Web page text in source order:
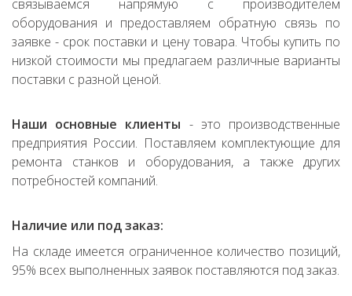
связываемся напрямую с производителем
оборудования и предоставляем обратную связь по
заявке - срок поставки и цену товара. Чтобы купить по
низкой стоимости мы предлагаем различные варианты
поставки с разной ценой.
Наши основные клиенты - это производственные
предприятия России. Поставляем комплектующие для
ремонта станков и оборудования, а также других
потребностей компаний.
Наличие или под заказ:
На складе имеется ограниченное количество позиций,
95% всех выполненных заявок поставляются под заказ.